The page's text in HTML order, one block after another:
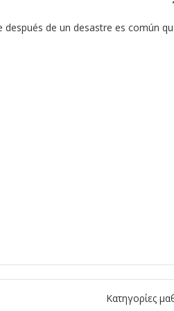
después de un desastre es común
Κατηγορίες